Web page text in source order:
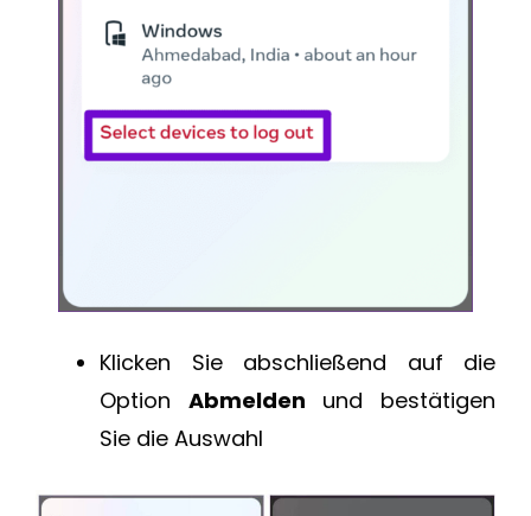
Klicken Sie abschließend auf die
Option Abmelden und bestätigen
Sie die Auswahl